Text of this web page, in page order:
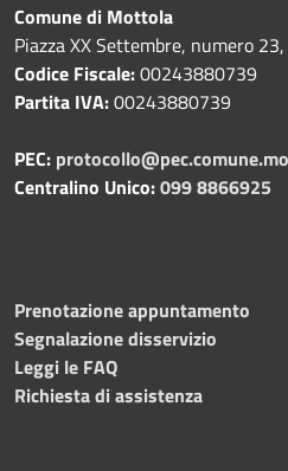
Comune di Mottola
Piazza XX Settembre, numero
Codice Fiscale:00243880739
Partita IVA:00243880739
PEC:
Centralino Unico:099 8866925
Prenotazione appuntamento
Segnalazione disservizio
Leggi le FAQ
Richiesta di assistenza